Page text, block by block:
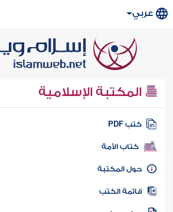
عربي
المكتبة الإسلامية
كتب PDF
كتاب الأمة
المكتبة